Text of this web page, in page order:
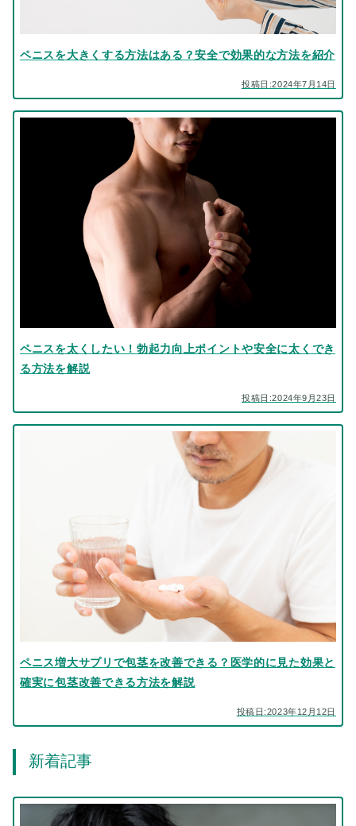
ペニスを大きくする方法はある？安全で効果的な方法を紹介
投稿日:2024年7月14日
ペニスを太くしたい！勃起力向上ポイントや安全に太くでき
る方法を解説
投稿日:2024年9月23日
ペニス増大サプリで包茎を改善できる？医学的に見た効果と
確実に包茎改善できる方法を解説
投稿日:2023年12月12日
新着記事